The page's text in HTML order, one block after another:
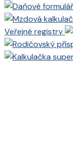
Veřejné registry